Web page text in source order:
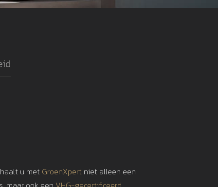
u met GroenXpert niet alleen een